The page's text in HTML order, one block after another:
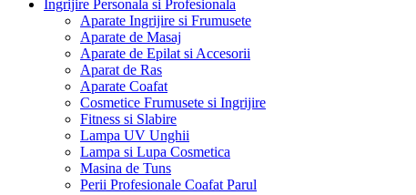
Ingrijire Personala si Profesionala
Aparate Ingrijire si Frumusete
Aparate de Masaj
Aparate de Epilat si Accesorii
Aparat de Ras
Aparate Coafat
Cosmetice Frumusete si Ingrijire
Fitness si Slabire
Lampa UV Unghii
Lampa si Lupa Cosmetica
Masina de Tuns
Perii Profesionale Coafat Parul